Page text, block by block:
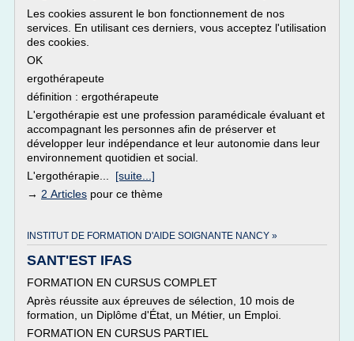
Les cookies assurent le bon fonctionnement de nos
services. En utilisant ces derniers, vous acceptez l'utilisation
des cookies.
OK
ergothérapeute
définition : ergothérapeute
L'ergothérapie est une profession paramédicale évaluant et
accompagnant les personnes afin de préserver et
développer leur indépendance et leur autonomie dans leur
environnement quotidien et social.
L'ergothérapie... [suite...]
→ 2 Articles pour ce thème
INSTITUT DE FORMATION D'AIDE SOIGNANTE NANCY »
SANT'EST IFAS
FORMATION EN CURSUS COMPLET
Après réussite aux épreuves de sélection, 10 mois de
formation, un Diplôme d'État, un Métier, un Emploi.
FORMATION EN CURSUS PARTIEL